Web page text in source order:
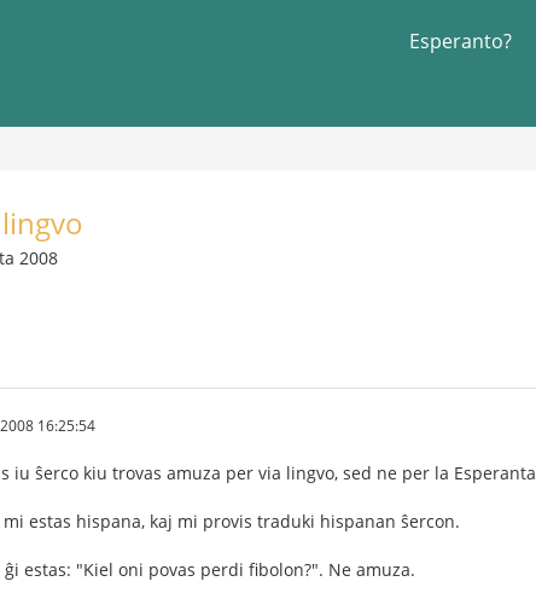
Esperanto?
2008
16:25:54
iu ŝerco kiu trovas amuza per via lingvo, sed ne per la
mi estas hispana, kaj mi provis traduki hispanan ŝercon.
ĝi estas: "Kiel oni povas perdi fibolon?". Ne amuza.